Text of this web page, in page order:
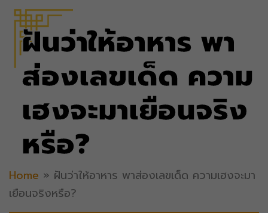
ฝันว่าให้อาหาร พา
ส่องเลขเด็ด ความ
เฮงจะมาเยือนจริง
หรือ?
Home » ฝันว่าให้อาหาร พาส่องเลขเด็ด ความเฮงจะมา
เยือนจริงหรือ?